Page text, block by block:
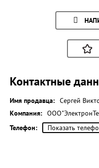
Контактные
Имя продавца: Сергей
Компания:
Телефон:
Показать